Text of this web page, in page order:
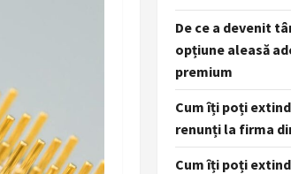
De ce a devenit
opțiune aleasă
premium
Cum îți poți
renunți la firma
Cum îți poți